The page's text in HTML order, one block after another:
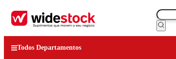
Todos Departamentos